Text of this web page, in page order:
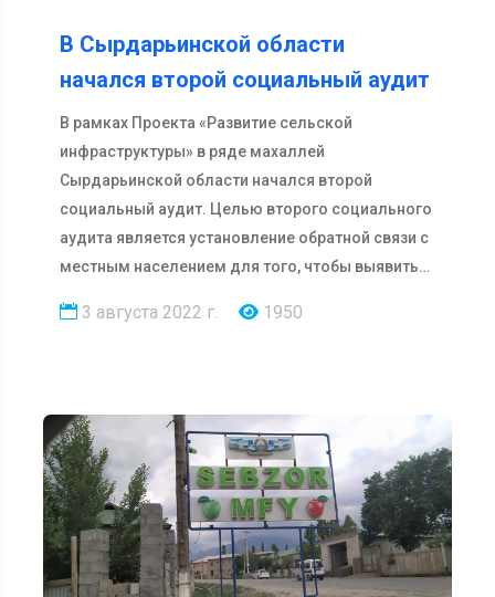
В Сырдарьинской области
начался второй социальный аудит
В рамках Проекта «Развитие сельской
инфраструктуры» в ряде махаллей
Сырдарьинской области начался второй
социальный аудит. Целью второго социального
аудита является установление обратной связи с
местным населением для того, чтобы выявить
3 августа 2022 г. 1950